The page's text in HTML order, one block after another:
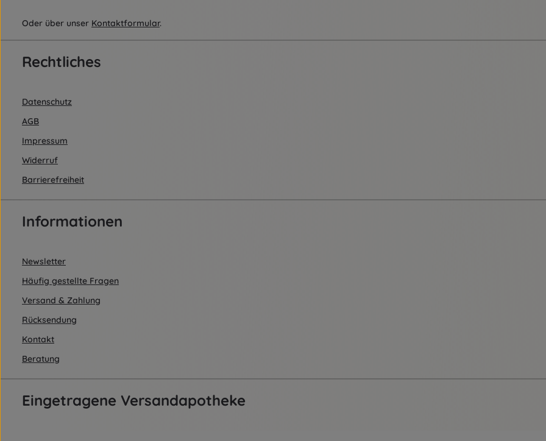
Oder über unser Kontaktformular.
Rechtliches
Datenschutz
AGB
Impressum
Widerruf
Barrierefreiheit
Informationen
Newsletter
Häufig gestellte Fragen
Versand & Zahlung
Rücksendung
Kontakt
Beratung
Eingetragene Versandapotheke